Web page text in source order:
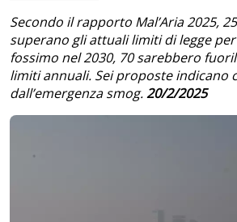
Secondo il rapporto Mal’Aria 2025,
superano gli attuali limiti di legge per
fossimo nel 2030, 70 sarebbero
limiti annuali. Sei proposte indicano
dall’emergenza smog.20/2/2025